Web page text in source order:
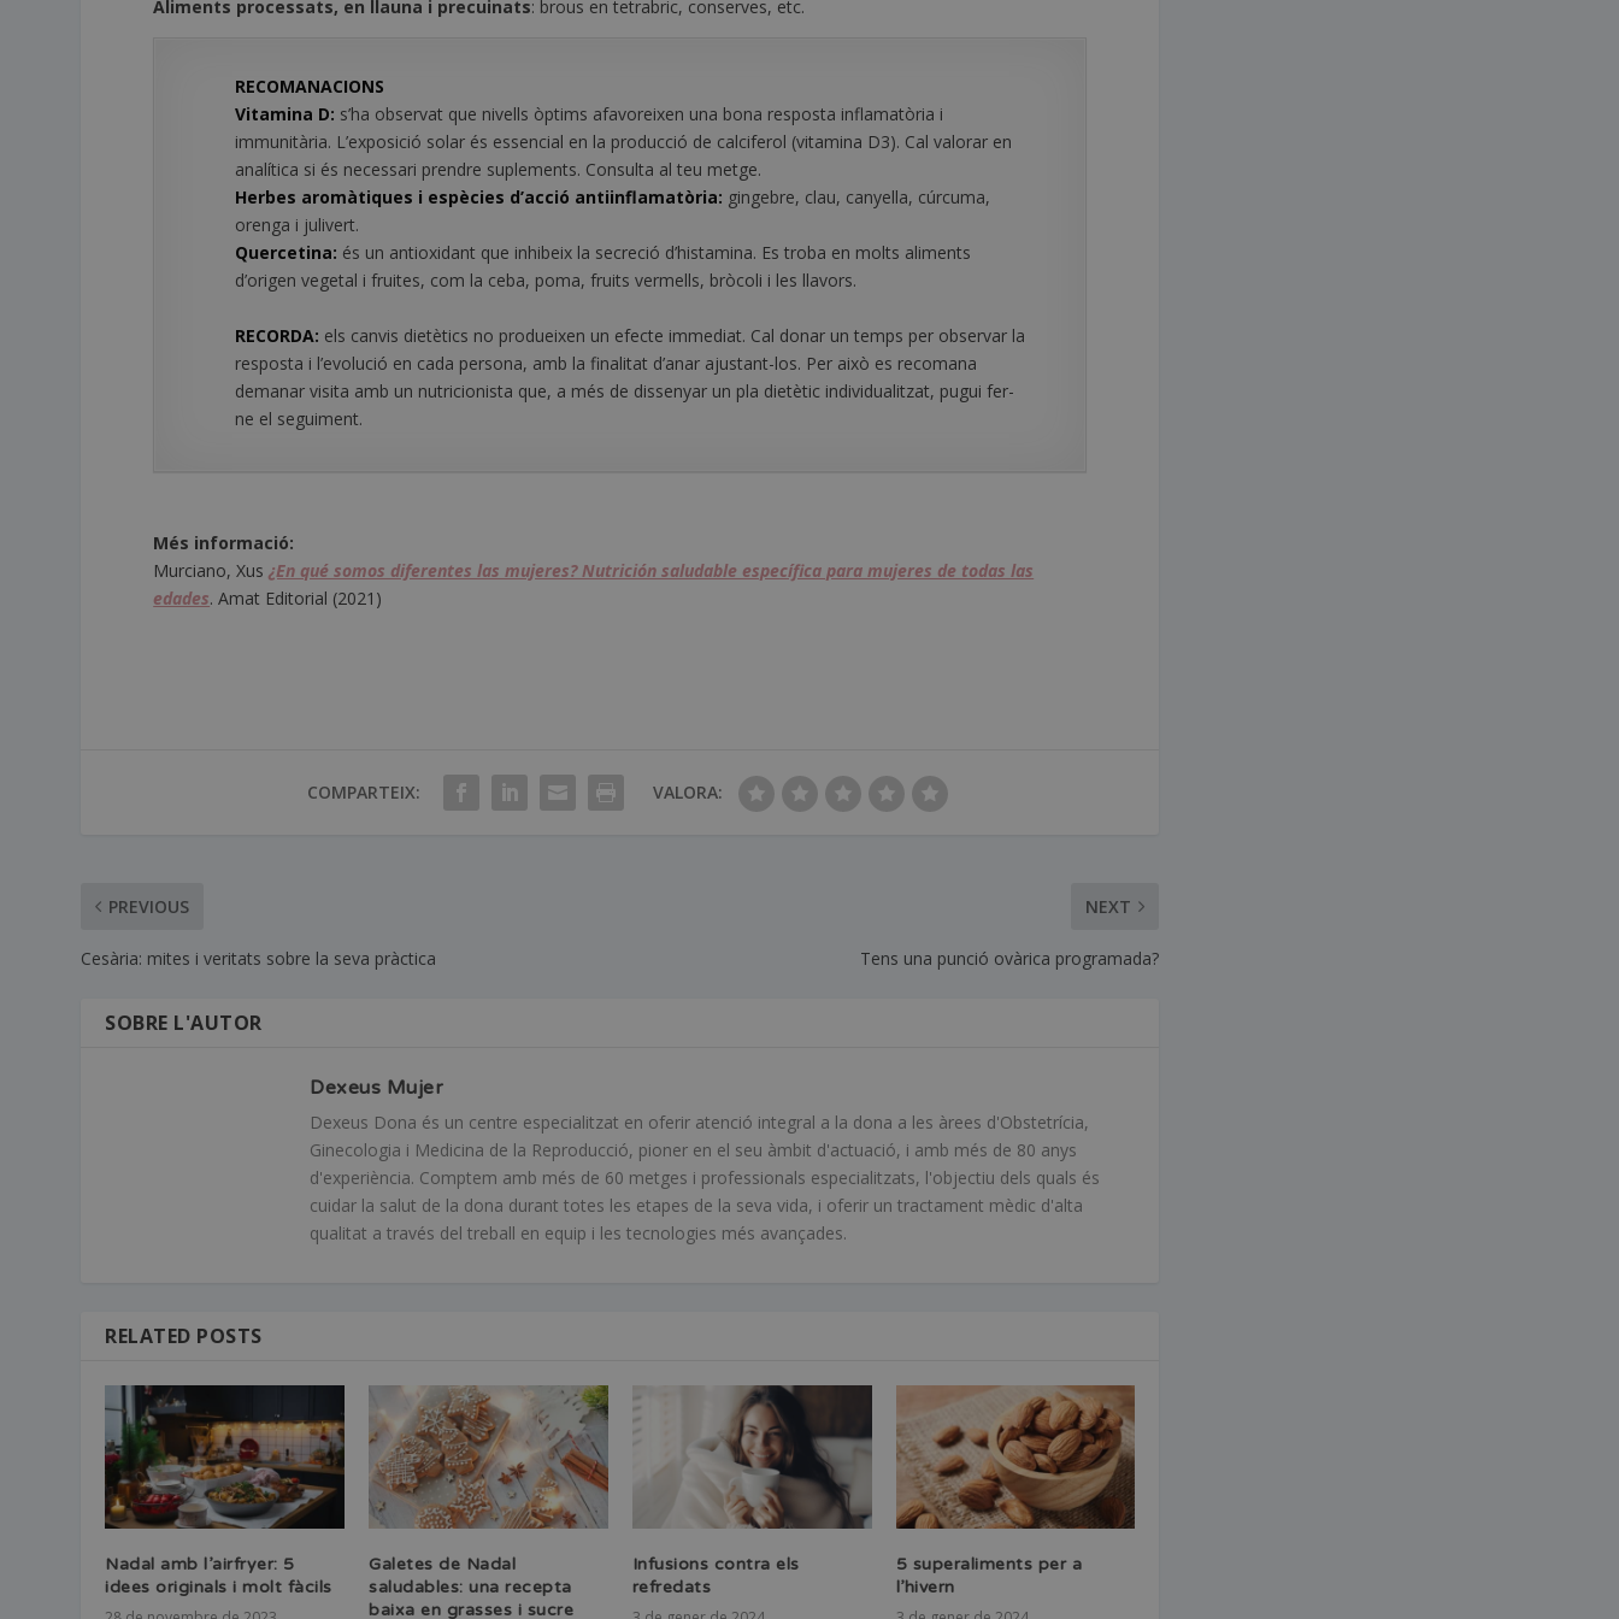
Aliments processats, en llauna i precuinats: brous en tetrabric, conserves, etc.
RECOMANACIONS
Vitamina D: s’ha observat que nivells òptims afavoreixen una bona resposta inflamatòria i
immunitària. L’exposició solar és essencial en la producció de calciferol (vitamina D3). Cal valorar en
analítica si és necessari prendre suplements. Consulta al teu metge.
Herbes aromàtiques i espècies d’acció antiinflamatòria: gingebre, clau, canyella, cúrcuma,
orenga i julivert.
Quercetina: és un antioxidant que inhibeix la secreció d’histamina. Es troba en molts aliments
d’origen vegetal i fruites, com la ceba, poma, fruits vermells, bròcoli i les llavors.
RECORDA: els canvis dietètics no produeixen un efecte immediat. Cal donar un temps per observar la
resposta i l’evolució en cada persona, amb la finalitat d’anar ajustant-los. Per això es recomana
demanar visita amb un nutricionista que, a més de dissenyar un pla dietètic individualitzat, pugui fer-
ne el seguiment.
Més informació:
Murciano, Xus¿En qué somos diferentes las mujeres? Nutrición saludable específica para mujeres de todas las
edades. Amat Editorial (2021)
COMPARTEIX: VALORA:
PREVIOUS
Cesària: mites i veritats sobre la seva pràctica
NEXT
Tens una punció ovàrica programada?
SOBRE L'AUTOR
Dexeus Mujer
Dexeus Dona és un centre especialitzat en oferir atenció integral a la dona a les àrees d'Obstetrícia,
Ginecologia i Medicina de la Reproducció, pioner en el seu àmbit d'actuació, i amb més de 80 anys
d'experiència. Comptem amb més de 60 metges i professionals especialitzats, l'objectiu dels quals és
cuidar la salut de la dona durant totes les etapes de la seva vida, i oferir un tractament mèdic d'alta
qualitat a través del treball en equip i les tecnologies més avançades.
RELATED POSTS
Nadal amb l’airfryer: 5
idees originals i molt fàcils
Galetes de Nadal
saludables: una recepta
baixa en grasses i sucre
Infusions contra els
refredats
5 superaliments per a
l’hivern